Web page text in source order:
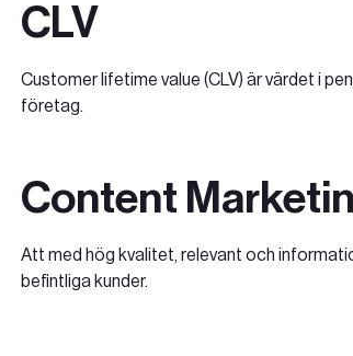
CLV
Customer lifetime value (CLV) är värdet i
företag.
Content
Att med hög kvalitet, relevant och
befintliga kunder.